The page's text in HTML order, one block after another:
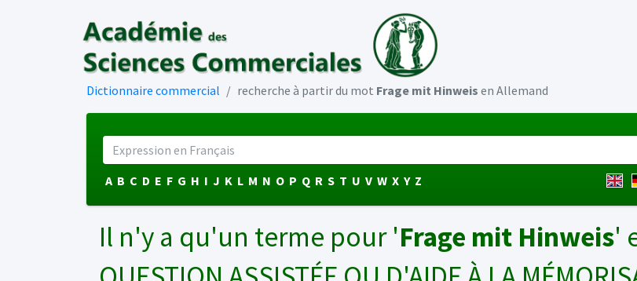
Dictionnaire commercial recherche à partir du mot Frage mit Hinweis en Allemand
A B C D E F G H I J K L M N O P Q R S T U V W X Y Z
Il n'y a qu'un terme pour 'Frage mit Hinweis'